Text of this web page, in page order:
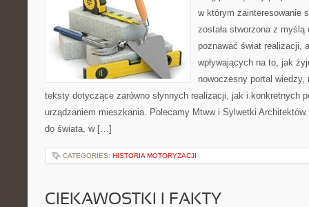
w którym zainteresowanie
została stworzona z
poznawać świat realizacji,
wpływających na to, jak
nowoczesny portal
teksty dotyczące zarówno słynnych realizacji, jak i konkretnych
urządzaniem mieszkania. Polecamy Mtww i Sylwetki
do świata, w […]
CATEGORIES: HISTORIA MOTORYZACJI
CIEKAWOSTKI I FAKTY